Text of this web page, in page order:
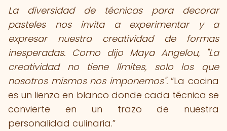
La diversidad de técnicas para decorar
pasteles nos invita a experimentar y a
expresar nuestra creatividad de formas
inesperadas. Como dijo Maya Angelou, "La
creatividad no tiene límites, solo los que
nosotros mismos nos imponemos". La cocina
es un lienzo en blanco donde cada técnica se
convierte en un trazo de nuestra
personalidad culinaria.